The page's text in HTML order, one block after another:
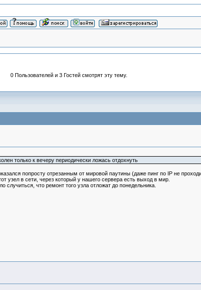
0 Пользователей и 3 Гостей смотрят эту тему.
только к вечеру периодически ложась отдохнуть
попросту отрезанным от мировой паутины (даже пинг по IP не
узел в сети, через который у нашего сервера есть выход в мир.
случиться, что ремонт того узла отложат до понедельника.